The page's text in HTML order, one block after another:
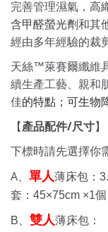
完善管理濕氣， 高
含甲醛螢光劑和其
經由多年經驗的裁
天絲™萊賽爾纖維
續生產工藝、親和
佳的特點；可生物
【 產品配件/尺寸】
下標時請先選擇你
A、 單人薄床包：
套： 45×75cm ×1個
B、 雙人薄床包：